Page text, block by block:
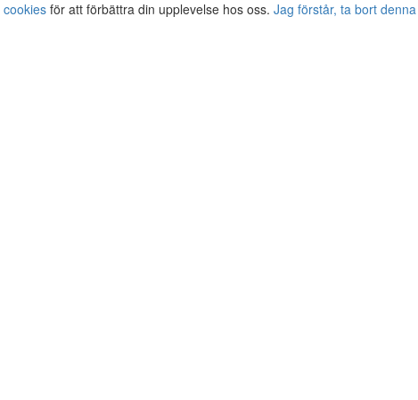
cookies för att förbättra din upplevelse hos oss. Jag förstår, ta bort